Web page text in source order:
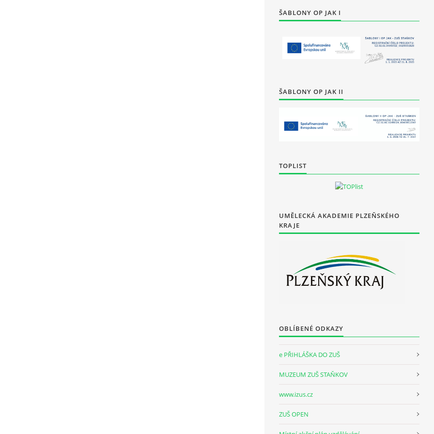
ŠABLONY OP JAK I
ŠABLONY OP JAK II
TOPLIST
UMĚLECKÁ AKADEMIE PLZEŇSKÉHO
KRAJE
OBLÍBENÉ ODKAZY
e PŘIHLÁŠKA DO ZUŠ
MUZEUM ZUŠ STAŇKOV
www.izus.cz
ZUŠ OPEN